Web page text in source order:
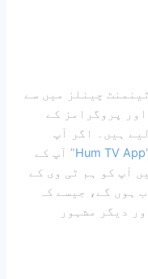
چینلز میں سے
پروگرامز کے
ہیں۔ اگر آپ
Hum TV App” آپ کے
آپ کو ہم ٹی وی کے
ہوں گے، جیسے کہ
دیگر مشہور